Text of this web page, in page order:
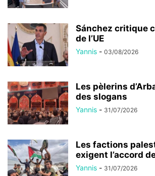
Sánchez critique
de l’UE
Yannis - 03/08/2026
Les pèlerins
des slogans
Yannis - 31/07/2026
Les factions
exigent l’accord
Yannis - 31/07/2026